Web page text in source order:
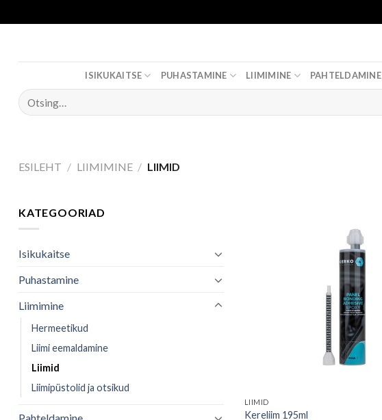
to
ISIKUKAITSE PUHASTAMINE LIIMIMINE PAHTELDAMINE
Otsi:
ESILEHT / LIIMIMINE / LIIMID
KATEGOORIAD
Isikukaitse
Puhastamine
Liimimine
Hermeetikud
Liimi eemaldamine
Liimid
Liimipüstolid ja otsikud
LIIMID
Kereliim 195ml